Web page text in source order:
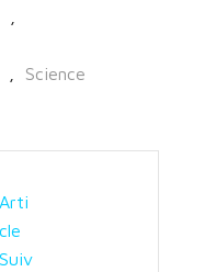
Science
Arti
Cle
Suiv